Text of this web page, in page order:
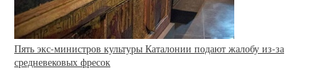
Пять экс-министров культуры Каталонии подают жалобу из-за
средневековых фресок